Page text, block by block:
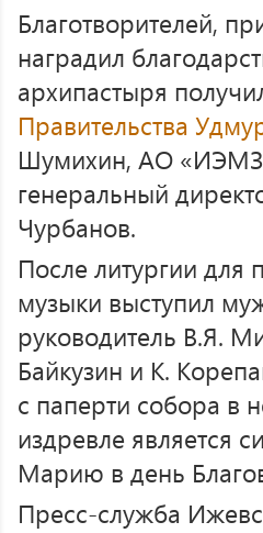
Благотворителей,
наградил
архипастыря
Правительства
Шумихин, АО «ИЭМЗ
генеральный
Чурбанов.
После литургии
музыки выступил
руководитель В.Я.
Байкузин и К.
с паперти собора в
издревле является
Марию в день
Пресс-служба